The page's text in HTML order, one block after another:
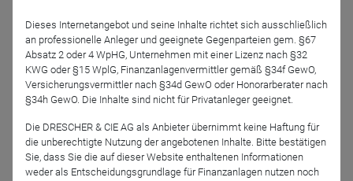
Markus Peters Florian Esterer
Bank J. Safra Sarasin AG
Moderation
Dieses Internetangebot und seine Inhalte richtet sich ausschließlich
an professionelle Anleger und geeignete Gegenparteien gem. §67
Absatz 2 oder 4 WpHG, Unternehmen mit einer Lizenz nach §32
KWG oder §15 WplG, Finanzanlagenvermittler gemäß §34f GewO,
Versicherungsvermittler nach §34d GewO oder Honorarberater nach
§34h GewO. Die Inhalte sind nicht für Privatanleger geeignet.
Die DRESCHER & CIE AG als Anbieter übernimmt keine Haftung für
die unberechtigte Nutzung der angebotenen Inhalte. Bitte bestätigen
Sie, dass Sie die auf dieser Website enthaltenen Informationen
weder als Entscheidungsgrundlage für Finanzanlagen nutzen noch